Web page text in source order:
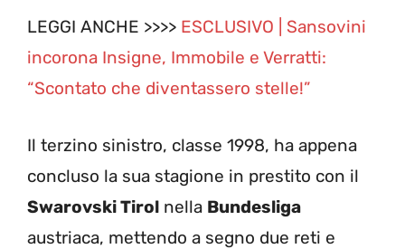
LEGGI ANCHE >>>> ESCLUSIVO | Sansovini
incorona Insigne, Immobile e Verratti:
“Scontato che diventassero stelle!”
Il terzino sinistro, classe 1998, ha appena
concluso la sua stagione in prestito con il
Swarovski Tirol nella Bundesliga
austriaca, mettendo a segno due reti e